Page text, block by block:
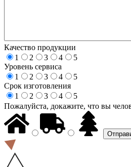
Качество продукции
1
2 3 4
5
Уровень сервиса
1
2 3 4
5
Срок изготовления
1
2 3 4
5
Пожалуйста, докажите, что вы